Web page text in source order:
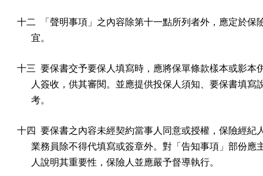
十二  「聲明事項」之內容除第十一點所列者外，應定於保
      宜。
十三  要保書交予要保人填寫時，應將保單條款樣本或影本
人簽收，供其審閱。並應提供投保人須知、要保書填寫
      考。
十四  要保書之內容未經契約當事人同意或授權，保險經紀
業務員除不得代填寫或簽章外。對「告知事項」部份應
      人說明其重要性，保險人並應嚴予督導執行。